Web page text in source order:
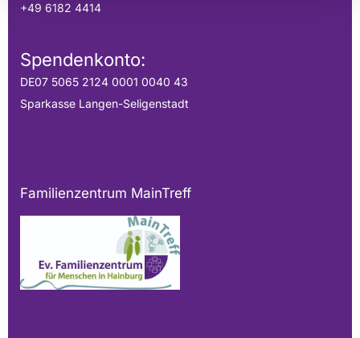
+49 6182 4414
Spendenkonto:
DE07 5065 2124 0001 0040 43
Sparkasse Langen-Seligenstadt
Familienzentrum MainTreff